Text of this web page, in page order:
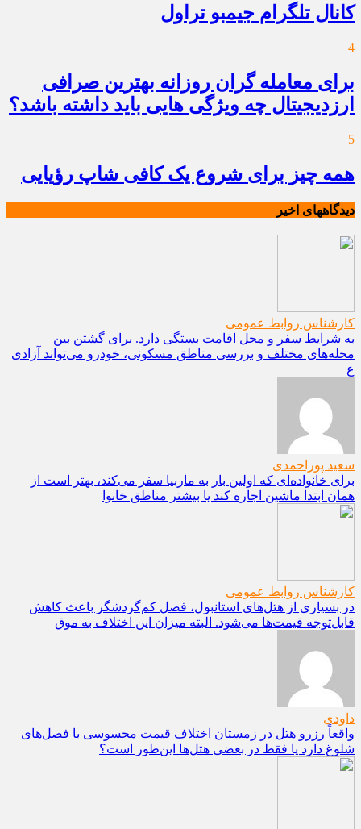
کانال تلگرام جیمبو تراول
4
برای معامله گران روزانه بهترین صرافی
ارزدیجیتال چه ویژگی هایی باید داشته باشد؟
5
همه چیز برای شروع یک کافی شاپ رؤیایی
دیدگاههای اخیر
کارشناس روابط عمومی
به شرایط سفر و محل اقامت بستگی دارد. برای گشتن بین
محله‌های مختلف و بررسی مناطق مسکونی، خودرو می‌تواند آزادی
ع
سعید پوراحمدی
برای خانواده‌ای که اولین بار به ماربیا سفر می‌کند، بهتر است از
همان ابتدا ماشین اجاره کند یا بیشتر مناطق خانوا
کارشناس روابط عمومی
در بسیاری از هتل‌های استانبول، فصل کم‌گردشگر باعث کاهش
قابل‌توجه قیمت‌ها می‌شود. البته میزان این اختلاف به موق
داودی
واقعاً رزرو هتل در زمستان اختلاف قیمت محسوسی با فصل‌های
شلوغ دارد یا فقط در بعضی هتل‌ها این‌طور است؟